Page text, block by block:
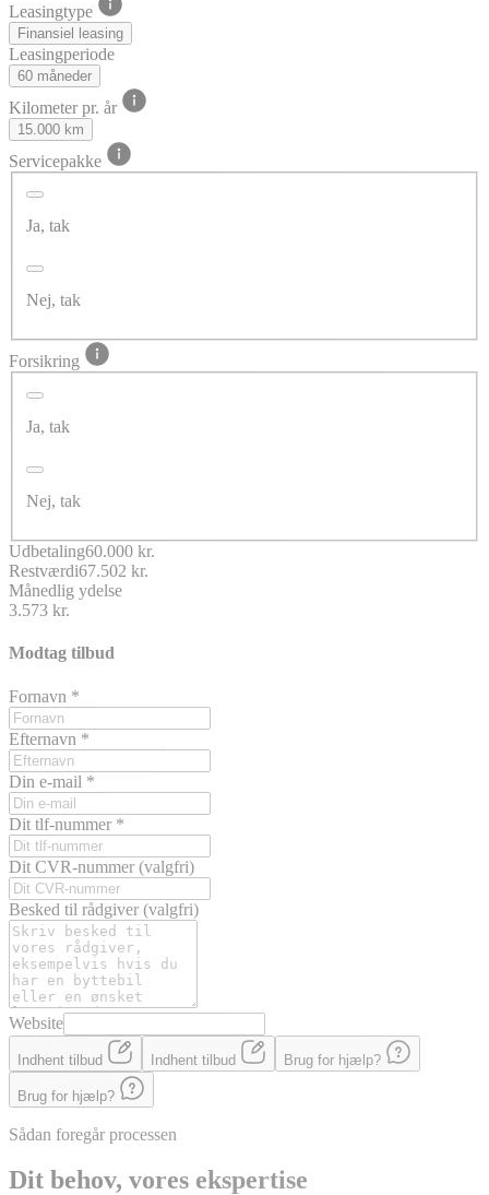
Leasingtype
Finansiel leasing
Leasingperiode
60 måneder
Kilometer pr. år
15.000 km
Servicepakke
Ja, tak
Nej, tak
Forsikring
Ja, tak
Nej, tak
Udbetaling60.000 kr.
Restværdi67.502 kr.
Månedlig ydelse
3.573 kr.
Modtag tilbud
Fornavn *
Efternavn *
Din e-mail *
Dit tlf-nummer *
Dit CVR-nummer (valgfri)
Besked til rådgiver (valgfri)
Website
Indhent tilbud Indhent tilbud Brug for hjælp?
Brug for hjælp?
Sådan foregår processen
Dit behov, vores ekspertise